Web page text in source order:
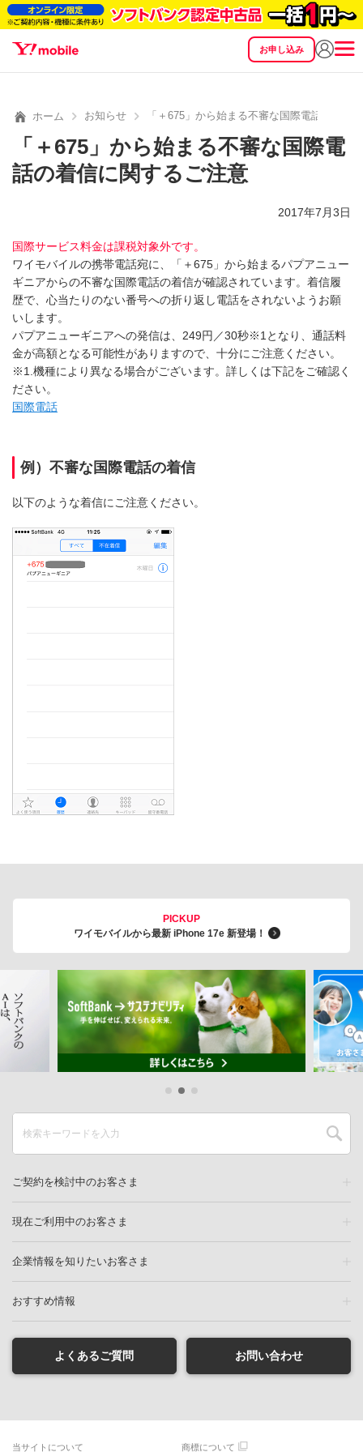
お申し込み
SEARCH
ホーム お知らせ 「＋675」から始まる不審な国際電話の着信
「＋675」から始まる不審な国際電
話の着信に関するご注意
2017年7月3日
国際サービス料金は課税対象外です。
ワイモバイルの携帯電話宛に、「＋675」から始まるパプアニュー
ギニアからの不審な国際電話の着信が確認されています。着信履
歴で、心当たりのない番号への折り返し電話をされないようお願
いします。
パプアニューギニアへの発信は、249円／30秒※1となり、通話料
金が高額となる可能性がありますので、十分にご注意ください。
※1.機種により異なる場合がございます。詳しくは下記をご確認く
ださい。
国際電話
例）不審な国際電話の着信
以下のような着信にご注意ください。
PICKUP
ワイモバイルから最新 iPhone 17e 新登場！
ご契約を検討中のお客さま
現在ご利用中のお客さま
企業情報を知りたいお客さま
おすすめ情報
よくあるご質問 お問い合わせ
当サイトについて 商標について